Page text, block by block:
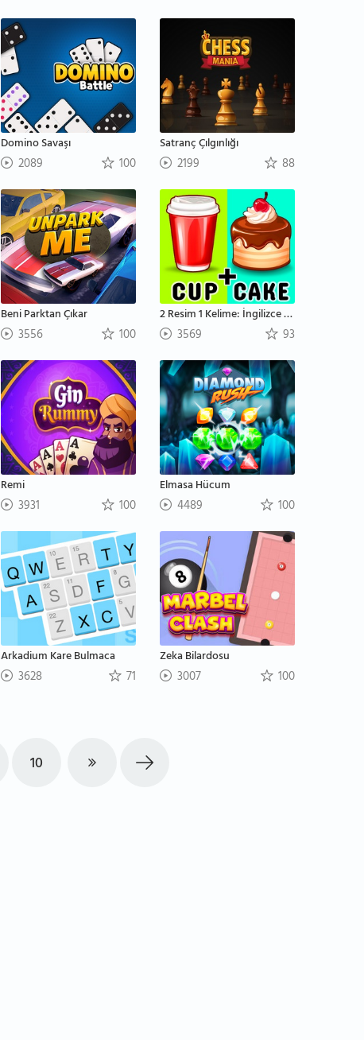
Domino Savaşı
2089 100
Satranç Çılgınlığı
2199 88
Beni Parktan Çıkar
3556 100
2 Resim 1 Kelime: İngilizce Kelime Tahmin Etme
3569 93
Remi
3931 100
Elmasa Hücum
4489 100
Arkadium Kare Bulmaca
3628 71
Zeka Bilardosu
3007 100
10